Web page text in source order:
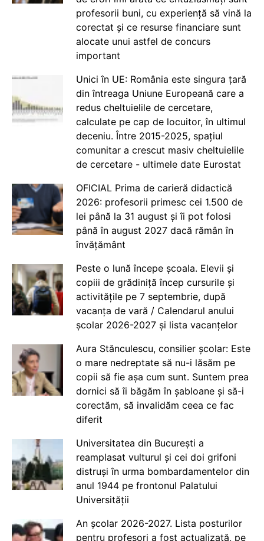
profesorii buni, cu experiență să vină la
corectat și ce resurse financiare sunt
alocate unui astfel de concurs
important
Unici în UE: România este singura țară
din întreaga Uniune Europeană care a
redus cheltuielile de cercetare,
calculate pe cap de locuitor, în ultimul
deceniu. Între 2015-2025, spațiul
comunitar a crescut masiv cheltuielile
de cercetare - ultimele date Eurostat
OFICIAL Prima de carieră didactică
2026: profesorii primesc cei 1.500 de
lei până la 31 august și îi pot folosi
până în august 2027 dacă rămân în
învățământ
Peste o lună începe școala. Elevii și
copiii de grădiniță încep cursurile și
activitățile pe 7 septembrie, după
vacanța de vară / Calendarul anului
școlar 2026-2027 și lista vacanțelor
Aura Stănculescu, consilier școlar: Este
o mare nedreptate să nu-i lăsăm pe
copii să fie așa cum sunt. Suntem prea
dornici să îi băgăm în șabloane și să-i
corectăm, să invalidăm ceea ce fac
diferit
Universitatea din București a
reamplasat vulturul și cei doi grifoni
distruși în urma bombardamentelor din
anul 1944 pe frontonul Palatului
Universității
An școlar 2026-2027. Lista posturilor
pentru profesori a fost actualizată, pe